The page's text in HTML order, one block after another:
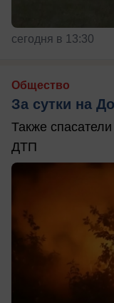
сегодня в 13:30
Общество
За сутки на
Также
ДТП